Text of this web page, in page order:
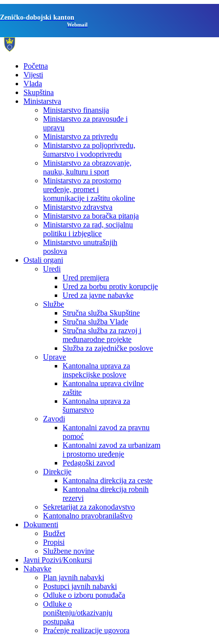
Zeničko-dobojski kanton
Webmail
Početna
Vijesti
Vlada
Skupština
Ministarstva
Ministarstvo finansija
Ministarstvo za pravosuđe i
upravu
Ministarstvo za privredu
Ministarstvo za poljoprivredu,
šumarstvo i vodoprivredu
Ministarstvo za obrazovanje,
nauku, kulturu i sport
Ministarstvo za prostorno
uređenje, promet i
komunikacije i zaštitu okoline
Ministarstvo zdravstva
Ministarstvo za boračka pitanja
Ministarstvo za rad, socijalnu
politiku i izbjeglice
Ministarstvo unutrašnjih
poslova
Ostali organi
Uredi
Ured premijera
Ured za borbu protiv korupcije
Ured za javne nabavke
Službe
Stručna služba Skupštine
Stručna služba Vlade
Stručna služba za razvoj i
međunarodne projekte
Služba za zajedničke poslove
Uprave
Kantonalna uprava za
inspekcijske poslove
Kantonalna uprava civilne
zaštite
Kantonalna uprava za
šumarstvo
Zavodi
Kantonalni zavod za pravnu
pomoć
Kantonalni zavod za urbanizam
i prostorno uređenje
Pedagoški zavod
Direkcije
Kantonalna direkcija za ceste
Kantonalna direkcija robnih
rezervi
Sekretarijat za zakonodavstvo
Kantonalno pravobranilaštvo
Dokumenti
Budžet
Propisi
Službene novine
Javni Pozivi/Konkursi
Nabavke
Plan javnih nabavki
Postupci javnih nabavki
Odluke o izboru ponuđača
Odluke o
poništenju/otkazivanju
postupaka
Praćenje realizacije ugovora